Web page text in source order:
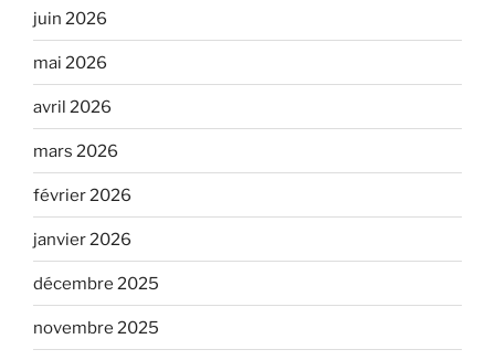
juin 2026
mai 2026
avril 2026
mars 2026
février 2026
janvier 2026
décembre 2025
novembre 2025